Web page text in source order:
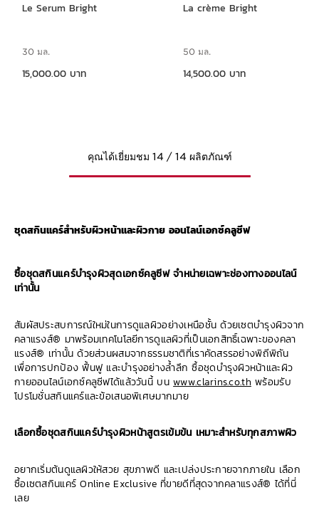
Le Serum Bright
30 มล.
15,000.00 บาท
La crème Bright
50 มล.
14,500.00 บาท
คุณได้เยี่ยมชม 14 / 14 ผลิตภัณฑ์
ชุดสกินแคร์สำหรับผิวหน้าและผิวกาย ออนไลน์เอกซ์คลูซีฟ
ซื้อชุดสกินแคร์บำรุงผิวสุดเอกซ์คลูซีฟ จำหน่ายเฉพาะช่องทางออนไลน์
เท่านั้น
สัมผัสประสบการณ์ใหม่ในการดูแลผิวอย่างเหนือชั้น ด้วยเซตบำรุงผิวจาก
คลาแรงส์® มาพร้อมเทคโนโลยีการดูแลผิวที่เป็นเอกสิทธิ์เฉพาะของคลา
แรงส์® เท่านั้น ด้วยส่วนผสมจากธรรมชาติที่เราคัดสรรอย่างพิถีพิถัน
เพื่อการปกป้อง ฟื้นฟู และบำรุงอย่างล้ำลึก ซื้อชุดบำรุงผิวหน้าและผิว
กายออนไลน์เอกซ์คลูซีฟได้แล้ววันนี้ บนwww.clarins.co.th พร้อมรับ
โปรโมชั่นสกินแคร์และข้อเสนอพิเศษมากมาย
เลือกซื้อชุดสกินแคร์บำรุงผิวหน้าสูตรเข้มข้น เหมาะสำหรับทุกสภาพผิว
อยากเริ่มต้นดูแลผิวให้สวย สุขภาพดี และเปล่งประกายจากภายใน เลือก
ซื้อเซตสกินแคร์ Online Exclusive ที่ขายดีที่สุดจากคลาแรงส์® ได้ที่นี่
เลย